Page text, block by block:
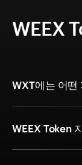
WEEX
WXT에는 어떤
WEEX Token